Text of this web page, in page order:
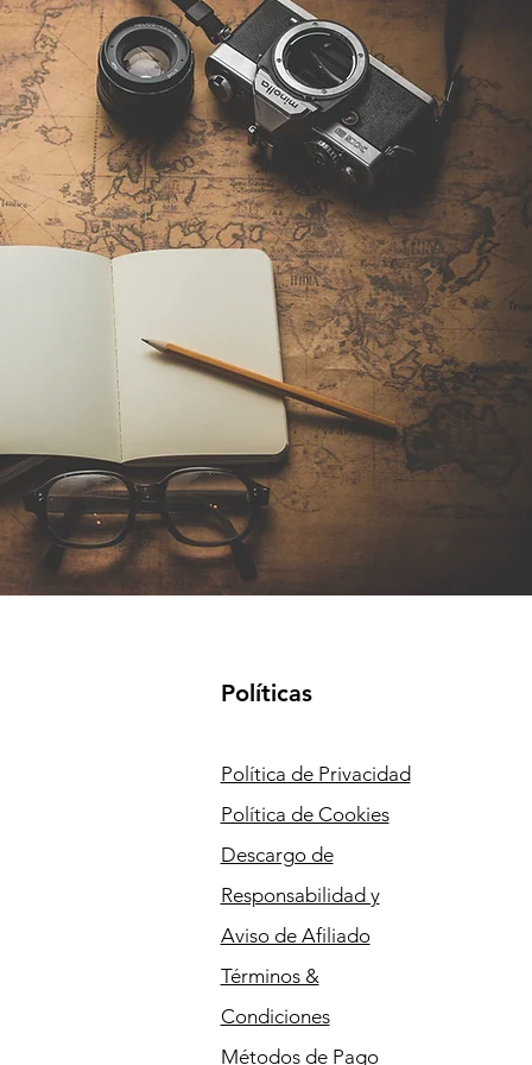
Políticas
Política de Privacidad
Política de Cookies
Descargo de
Responsabilidad y
Aviso de Afiliado
Términos &
Condiciones
Métodos de Pago